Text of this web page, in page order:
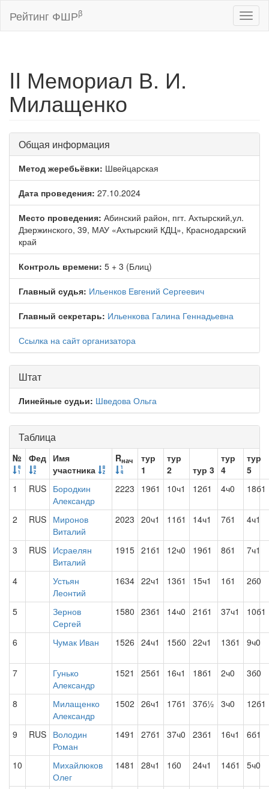
Рейтинг ФШРβ
II Мемориал В. И.
Милащенко
Общая информация
Метод жеребьёвки: Швейцарская
Дата проведения: 27.10.2024
Место проведения: Абинский район, пгт. Ахтырский,ул.
Дзержинского, 39, МАУ «Ахтырский КДЦ», Краснодарский
край
Контроль времени: 5 + 3 (Блиц)
Главный судья: Ильенков Евгений Сергеевич
Главный секретарь: Ильенкова Галина Геннадьевна
Ссылка на сайт организатора
Штат
Линейные судьи: Шведова Ольга
Таблица
№ Фед Имя
участника
Rнач
тур
1
тур
2
тур 3
тур
4
тур
5
1
RUS Бородкин
Александр
2223 19б1 10ч1 12б1 4ч0 18б1
2 RUS Миронов
Виталий
2023 20ч1 11б1 14ч1 7б1 4ч1
3 RUS Исраелян
Виталий
1915 21б1 12ч0 19б1 8б1 7ч1
4
Устьян
Леонтий
1634 22ч1 13б1 15ч1 1б1 2б0
5
Зернов
Сергей
1580 23б1 14ч0 21б1 37ч1 10б1
6 Чумак Иван 1526 24ч1 15б0 22ч1 13б1 9ч0
7
Гунько
Александр
1521 25б1 16ч1 18б1 2ч0 3б0
8
Милащенко
Александр
1502 26ч1 17б1 37б½ 3ч0 12б1
9 RUS Володин
Роман
1491 27б1 37ч0 23б1 16ч1 6б1
10
Михайлюков
Олег
1481 28ч1 1б0 24ч1 14б1 5ч0